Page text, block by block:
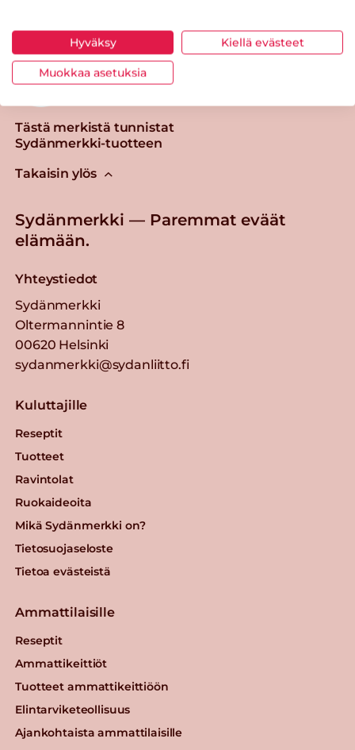
Tästä merkistä tunnistat
Sydänmerkki-tuotteen
Takaisin ylös
Sydänmerkki — Paremmat eväät
elämään.
Yhteystiedot
Sydänmerkki
Oltermannintie 8
00620 Helsinki
sydanmerkki@sydanliitto.fi
Kuluttajille
Reseptit
Tuotteet
Ravintolat
Ruokaideoita
Mikä Sydänmerkki on?
Tietosuojaseloste
Tietoa evästeistä
Ammattilaisille
Reseptit
Ammattikeittiöt
Tuotteet ammattikeittiöön
Elintarviketeollisuus
Ajankohtaista ammattilaisille
Hyväksy Kiellä evästeet
Muokkaa asetuksia